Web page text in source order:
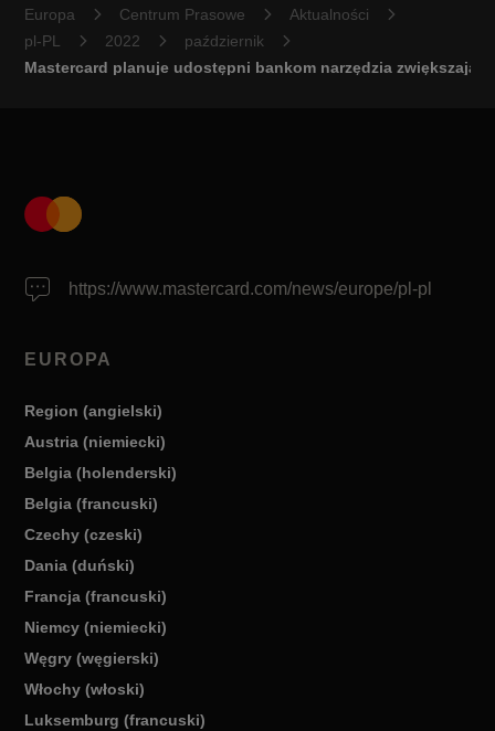
Europa Centrum Prasowe
Aktualności
pl-PL
2022
październik
Mastercard planuje udostępni bankom narzędzia
https://www.mastercard.com/news/europe/pl-pl
EUROPA
Region (angielski)
Austria (niemiecki)
Belgia (holenderski)
Belgia (francuski)
Czechy (czeski)
Dania (duński)
Francja (francuski)
Niemcy (niemiecki)
Węgry (węgierski)
Włochy (włoski)
Luksemburg (francuski)